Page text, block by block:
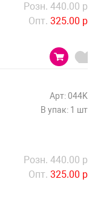
Розн. 440.00 р
Опт. 325.00 р
Арт: 044K
В упак: 1 шт
Розн. 440.00 р
Опт. 325.00 р